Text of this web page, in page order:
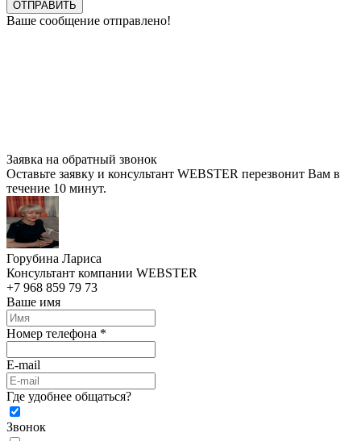
ОТПРАВИТЬ
Ваше сообщение отправлено!
Заявка на обратный звонок
Оставьте заявку и консультант WEBSTER перезвонит Вам в
течение 10 минут.
Горубина Лариса
Консультант компании WEBSTER
+7 968 859 79 73
Ваше имя
Номер телефона *
E-mail
Где удобнее общаться?
Звонок